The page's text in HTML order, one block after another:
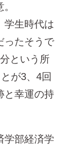
学生時代は
ったそうで
という所
が3、4回
と幸運の持
学部経済学